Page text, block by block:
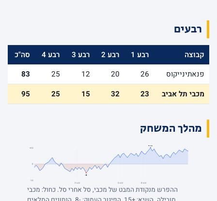
רבעים
קבוצה רבע 1 רבע 2 רבע 3 רבע 4
סה"כ
פנאתינייקוס
26
20
12
25
83
מכבי תל אביב
23
32
15
25
95
מהלך המשחק
+15
0
-15
+15
-8
רבע 2 רבע 3 רבע 4
ההפרש מנקודת המבט של מכבי, סל אחרי סל. כחול: מכבי